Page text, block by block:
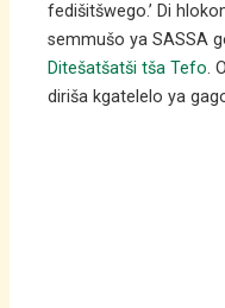
fedišitšwego.’ Di
semmušo ya SASSA
Ditešatšatši tša Tefo.
diriša kgatelelo ya